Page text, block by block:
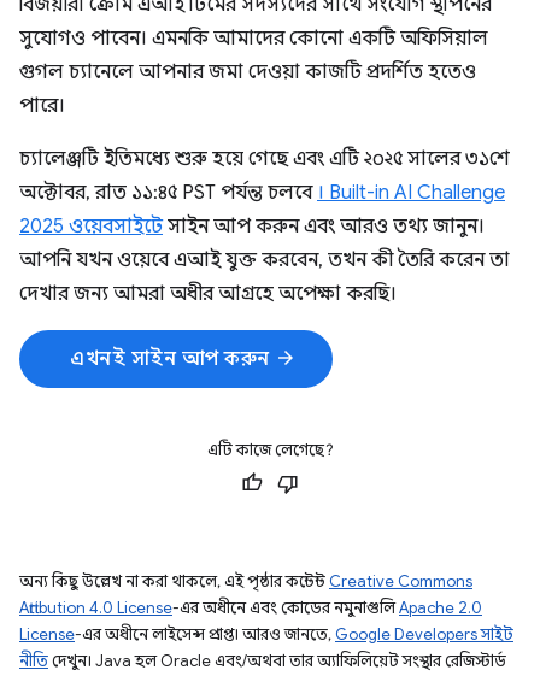
বিজয়ীরা ক্রোম এআই টিমের সদস্যদের সাথে সংযোগ স্থাপনের
সুযোগও পাবেন। এমনকি আমাদের কোনো একটি অফিসিয়াল
গুগল চ্যানেলে আপনার জমা দেওয়া কাজটি প্রদর্শিত হতেও
পারে।
চ্যালেঞ্জটি ইতিমধ্যে শুরু হয়ে গেছে এবং এটি ২০২৫ সালের ৩১শে
অক্টোবর, রাত ১১:৪৫ PST পর্যন্ত চলবে । Built-in AI Challenge
2025 ওয়েবসাইটেসাইন আপ করুন এবং আরও তথ্য জানুন।
আপনি যখন ওয়েবে এআই যুক্ত করবেন, তখন কী তৈরি করেন তা
দেখার জন্য আমরা অধীর আগ্রহে অপেক্ষা করছি।
এখনই সাইন আপ করুন arrow_forward
এটি কাজে লেগেছে?
অন্য কিছু উল্লেখ না করা থাকলে, এই পৃষ্ঠার কন্টেন্ট Creative Commons
Attribution 4.0 License-এর অধীনে এবং কোডের নমুনাগুলিApache 2.0
License-এর অধীনে লাইসেন্স প্রাপ্ত। আরও জানতে, Google Developers সাইট
নীতিদেখুন। Java হল Oracle এবং/অথবা তার অ্যাফিলিয়েট সংস্থার রেজিস্টার্ড